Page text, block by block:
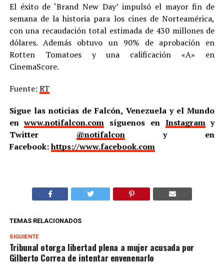
El éxito de ‘Brand New Day’ impulsó el mayor fin de
semana de la historia para los cines de Norteamérica,
con una recaudación total estimada de 430 millones de
dólares. Además obtuvo un 90% de aprobación en
Rotten Tomatoes y una calificación «A» en
CinemaScore.
Fuente: RT
Sigue las noticias de Falcón, Venezuela y el Mundo
enwww.notifalcon.com síguenos en Instagramy
Twitter @notifalcony en
Facebook:https://www.facebook.com
TEMAS RELACIONADOS
SIGUIENTE
Tribunal otorga libertad plena a mujer acusada por
Gilberto Correa de intentar envenenarlo